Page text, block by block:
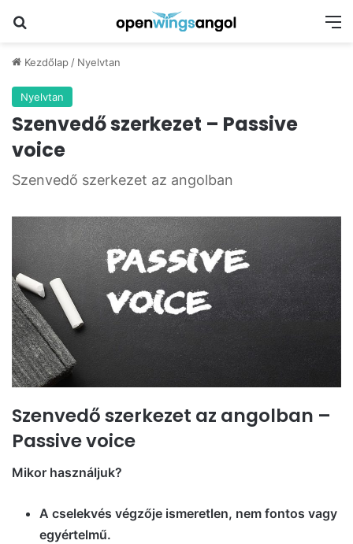
Kezdőlap / Nyelvtan
Nyelvtan
Szenvedő szerkezet – Passive
voice
Szenvedő szerkezet az angolban
Szenvedő szerkezet az angolban –
Passive voice
Mikor használjuk?
A cselekvés végzője ismeretlen, nem fontos vagy
egyértelmű.